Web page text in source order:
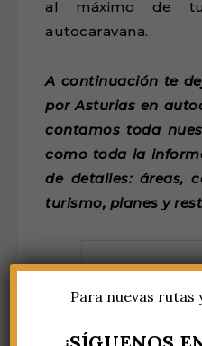
al máximo de
autocaravana.
A continuación te
por Asturias en
contamos toda
como toda la
de detalles: áreas,
turismo, planes y
Para nuevas rutas